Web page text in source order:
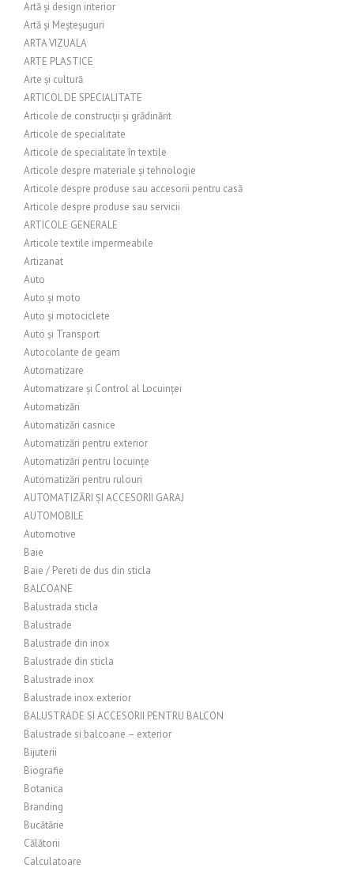
Artă și design interior
Artă și Meșteșuguri
ARTA VIZUALA
ARTE PLASTICE
Arte și cultură
ARTICOL DE SPECIALITATE
Articole de construcții și grădinărit
Articole de specialitate
Articole de specialitate în textile
Articole despre materiale și tehnologie
Articole despre produse sau accesorii pentru casă
Articole despre produse sau servicii
ARTICOLE GENERALE
Articole textile impermeabile
Artizanat
Auto
Auto și moto
Auto și motociclete
Auto și Transport
Autocolante de geam
Automatizare
Automatizare și Control al Locuinței
Automatizări
Automatizări casnice
Automatizări pentru exterior
Automatizări pentru locuințe
Automatizări pentru rulouri
AUTOMATIZĂRI ȘI ACCESORII GARAJ
AUTOMOBILE
Automotive
Baie
Baie / Pereti de dus din sticla
BALCOANE
Balustrada sticla
Balustrade
Balustrade din inox
Balustrade din sticla
Balustrade inox
Balustrade inox exterior
BALUSTRADE SI ACCESORII PENTRU BALCON
Balustrade si balcoane – exterior
Bijuterii
Biografie
Botanica
Branding
Bucătărie
Călătorii
Calculatoare